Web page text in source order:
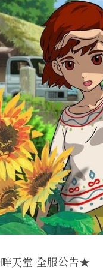
天堂-全服公告★